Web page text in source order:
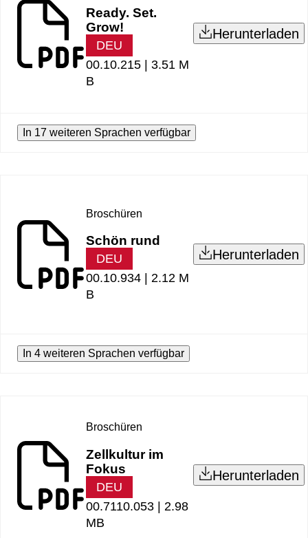
Ready. Set.
Grow!
DEU
00.10.215 | 3.51 M
B
Herunterladen
In 17 weiteren Sprachen verfügbar
Broschüren
Schön rund
DEU
00.10.934 | 2.12 M
B
Herunterladen
In 4 weiteren Sprachen verfügbar
Broschüren
Zellkultur im
Fokus
DEU
00.7110.053 | 2.98
MB
Herunterladen